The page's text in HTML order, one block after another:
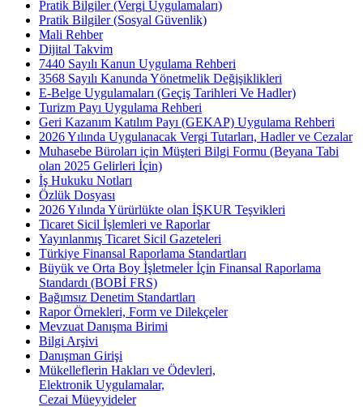
Pratik Bilgiler (Vergi Uygulamaları)
Pratik Bilgiler (Sosyal Güvenlik)
Mali Rehber
Dijital Takvim
7440 Sayılı Kanun Uygulama Rehberi
3568 Sayılı Kanunda Yönetmelik Değişiklikleri
E-Belge Uygulamaları (Geçiş Tarihleri Ve Hadler)
Turizm Payı Uygulama Rehberi
Geri Kazanım Katılım Payı (GEKAP) Uygulama Rehberi
2026 Yılında Uygulanacak Vergi Tutarları, Hadler ve Cezalar
Muhasebe Büroları için Müşteri Bilgi Formu (Beyana Tabi
olan 2025 Gelirleri İçin)
İş Hukuku Notları
Özlük Dosyası
2026 Yılında Yürürlükte olan İŞKUR Teşvikleri
Ticaret Sicil İşlemleri ve Raporlar
Yayınlanmış Ticaret Sicil Gazeteleri
Türkiye Finansal Raporlama Standartları
Büyük ve Orta Boy İşletmeler İçin Finansal Raporlama
Standardı (BOBİ FRS)
Bağımsız Denetim Standartları
Rapor Örnekleri, Form ve Dilekçeler
Mevzuat Danışma Birimi
Bilgi Arşivi
Danışman Girişi
Mükelleflerin Hakları ve Ödevleri,
Elektronik Uygulamalar,
Cezai Müeyyideler